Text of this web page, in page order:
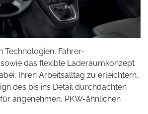
Technologien, Fahrer-
das flexible Laderaumkonzept
Ihren Arbeitsalltag zu erleichtern.
des bis ins Detail durchdachten
angenehmen, PKW-ähnlichen